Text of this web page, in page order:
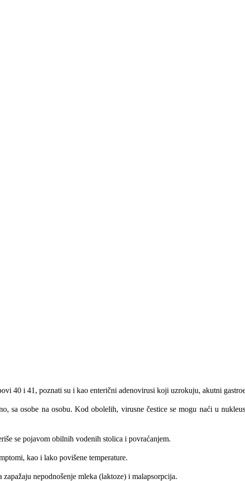
40 i 41, poznati su i kao enterični adenovirusi koji uzrokuju, akutni
sa osobe na osobu. Kod obolelih, virusne čestice se mogu naći u
se pojavom obil­nih vodenih stolica i povraćanjem.
kao i lako povišene temperature.
nepodnošenje mleka (laktoze) i malapsorpcija.